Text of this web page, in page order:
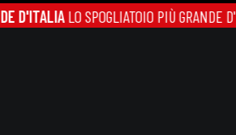
LO SPOGLIATOIO PIÙ GRANDE D'ITALIA